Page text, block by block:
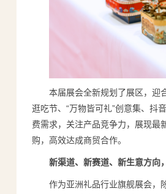
本届展会全新规划了展区，迎
逛吃节、“万物皆可礼”创意集、抖
费需求，关注产品竞争力，展现最
购，高效达成商贸合作。
新渠道、新赛道、新生意方向
作为亚洲礼品行业旗舰展会，